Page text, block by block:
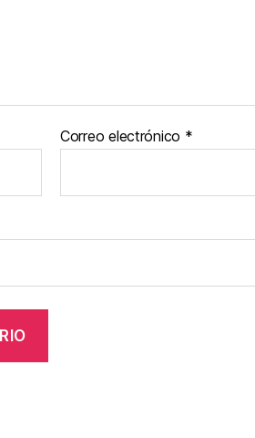
Correo electrónico *